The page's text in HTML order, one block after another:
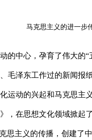
马克思主义的进一步
中心，孕育了伟大的
毛泽东工作过的新闻报
运动的兴起和马克思
，在思想文化领域掀
思主义的传播，创建